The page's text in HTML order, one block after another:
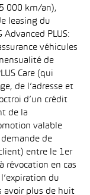
000 km/an),
leasing du
PLUS:
véhicules
de
Care (qui
de l’adresse et
d’un crédit
de la
valable
de
entre le 1er
révocation en cas
du
avoir plus de huit